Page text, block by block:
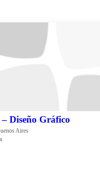
Diseño Gráfico
Aires